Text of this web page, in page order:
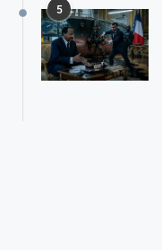
5